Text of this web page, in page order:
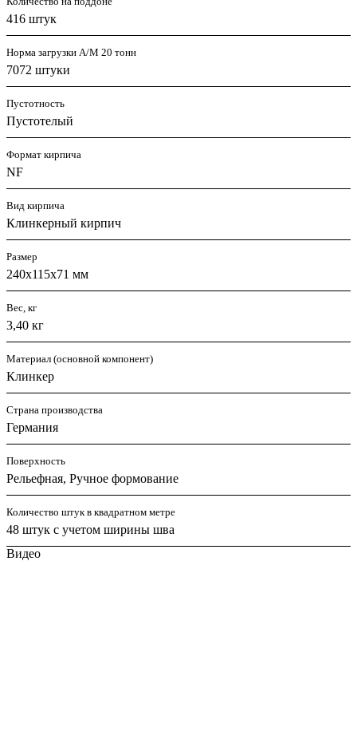
416 штук
Норма загрузки А/М 20 тонн
7072 штуки
Пустотность
Пустотелый
Формат кирпича
NF
Вид кирпича
Клинкерный кирпич
Размер
240х115х71 мм
Вес, кг
3,40 кг
Материал (основной компонент)
Клинкер
Страна производства
Германия
Поверхность
Рельефная, Ручное формование
Количество штук в квадратном метре
48 штук с учетом ширины шва
Видео